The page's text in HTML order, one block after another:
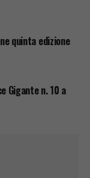
quinta edizione
Gigante n. 10 a